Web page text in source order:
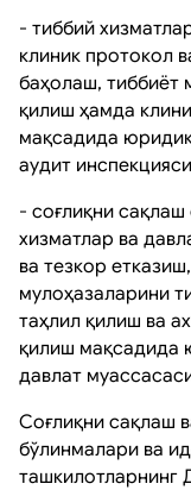
- тиббий
клиник протокол
баҳолаш, тиббиёт
қилиш ҳамда
мақсадида
аудит
- соғлиқни сақлаш
хизматлар ва
ва тезкор
мулоҳазаларини
таҳлил қилиш ва
қилиш мақсадида
давлат
Соғлиқни сақлаш
бўлинмалари ва
ташкилотларнинг